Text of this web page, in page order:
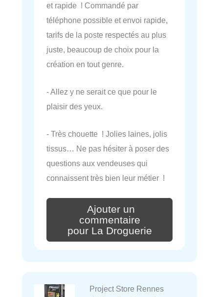
et rapide ! Commandé par
téléphone possible et envoi rapide,
tarifs de la poste respectés au plus
juste, beaucoup de choix pour la
création en tout genre.
- Allez y ne serait ce que pour le
plaisir des yeux.
- Très chouette ! Jolies laines, jolis
tissus… Ne pas hésiter à poser des
questions aux vendeuses qui
connaissent très bien leur métier !
Ajouter un
commentaire
pour La Droguerie
Project Store Rennes